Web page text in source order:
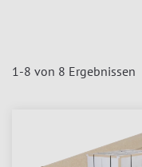
1 -8 von 8 Ergebnissen